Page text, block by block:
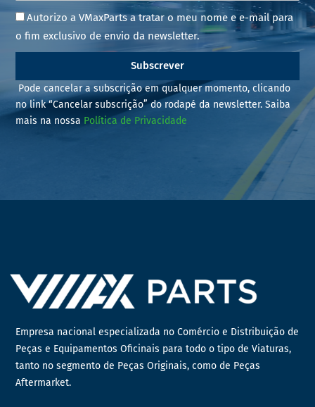
Autorizo a VMaxParts a tratar o meu nome e e-mail para
o fim exclusivo de envio da newsletter.
Subscrever
Pode cancelar a subscrição em qualquer momento, clicando
no link “Cancelar subscrição” do rodapé da newsletter. Saiba
mais na nossa Política de Privacidade
Empresa nacional especializada no Comércio e Distribuição de
Peças e Equipamentos Oficinais para todo o tipo de Viaturas,
tanto no segmento de Peças Originais, como de Peças
Aftermarket.